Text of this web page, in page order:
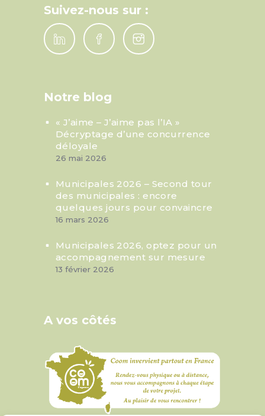
Suivez-nous sur :
Notre blog
« J’aime – J’aime pas l’IA »
Décryptage d’une concurrence
déloyale
26 mai 2026
Municipales 2026 – Second tour
des municipales : encore
quelques jours pour convaincre
16 mars 2026
Municipales 2026, optez pour un
accompagnement sur mesure
13 février 2026
A vos côtés